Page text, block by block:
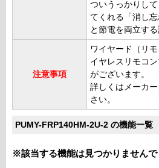
ついうっかりし
てくれる「消し
と節電を両立す
注意事項
ワイヤード（リ
イヤレスリモコ
がございます。
詳しくはメーカ
さい。
PUMY-FRP140HM-2U-2 の機能一覧
※該当する機能は見つかりませんで